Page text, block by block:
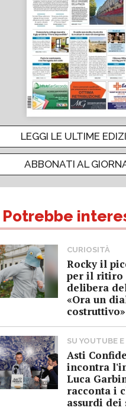
LEGGI LE ULTIME
ABBONATI AL
Potrebbe
CURIOSITÀ
Rocky il
per il ritiro
delibera
«Ora un
SU YOUTUBE
Asti
incontra
Luca
racconta i
assurdi dei